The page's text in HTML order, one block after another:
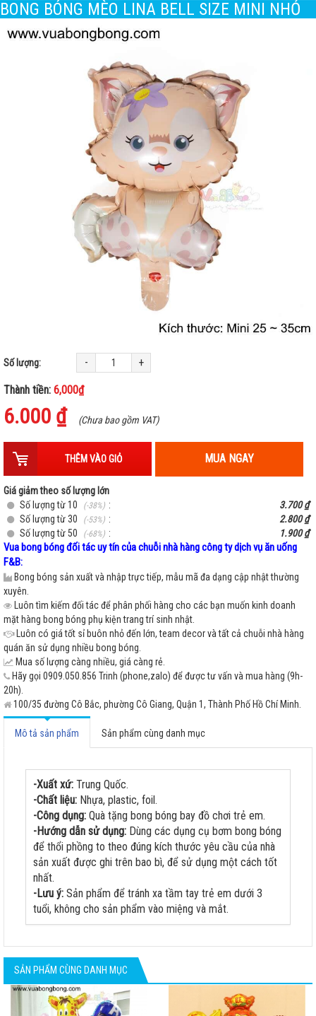
BONG BÓNG MÈO LINA BELL SIZE MINI NHỎ
Số lượng: - +
Thành tiền: 6,000₫
6.000 ₫ (Chưa bao gồm VAT)
THÊM VÀO GIỎ MUA NGAY
Giá giảm theo số lượng lớn
Số lượng từ 10
(-38%) :
3.700 ₫
Số lượng từ 30
(-53%) :
2.800 ₫
Số lượng từ 50
(-68%) : 1.900 ₫
Vua bong bóng đối tác uy tín của chuỗi nhà hàng công ty dịch vụ ăn uống
F&B:
Bong bóng sản xuất và nhập trực tiếp, mẫu mã đa dạng cập nhật thường
xuyên.
Luôn tìm kiếm đối tác để phân phối hàng cho các bạn muốn kinh doanh
mặt hàng bong bóng phụ kiện trang trí sinh nhật.
Luôn có giá tốt sỉ buôn nhỏ đến lớn, team decor và tất cả chuỗi nhà hàng
quán ăn sử dụng nhiều bong bóng.
Mua số lượng càng nhiều, giá càng rẻ.
Hãy gọi 0909.050.856 Trinh (phone,zalo) để được tư vấn và mua hàng (9h-
20h).
100/35 đường Cô Bắc, phường Cô Giang, Quận 1, Thành Phố Hồ Chí Minh.
Mô tả sản phẩm Sản phẩm cùng danh mục
-Xuất xứ: Trung Quốc.
-Chất liệu: Nhựa, plastic, foil.
-Công dụng: Quà tặng bong bóng bay đồ chơi trẻ em.
-Hướng dẫn sử dụng: Dùng các dụng cụ bơm bong bóng
để thổi phồng to theo đúng kích thước yêu cầu của nhà
sản xuất được ghi trên bao bì, để sử dụng một cách tốt
nhất.
-Lưu ý: Sản phẩm để tránh xa tầm tay trẻ em dưới 3
tuổi, không cho sản phẩm vào miệng và mắt.
SẢN PHẨM CÙNG DANH MỤC